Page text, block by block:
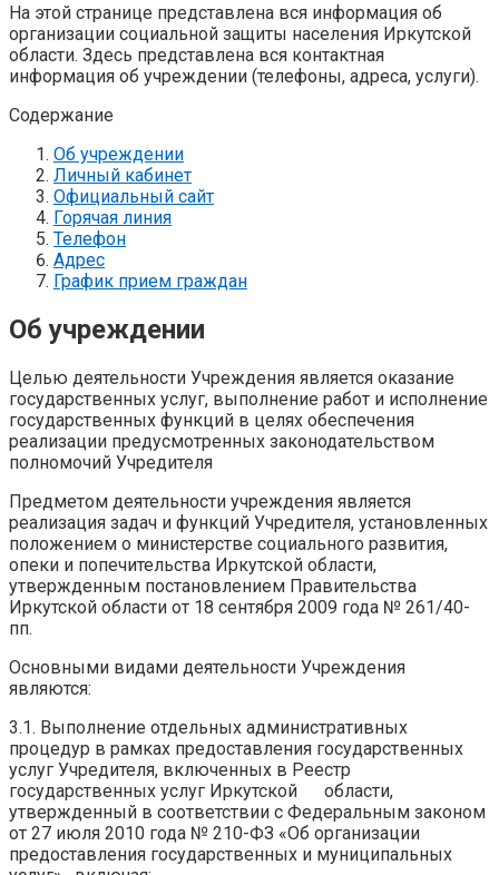
На этой странице представлена вся информация об
организации социальной защиты населения Иркутской
области. Здесь представлена вся контактная
информация об учреждении (телефоны, адреса, услуги).
Содержание
Об учреждении
Личный кабинет
Официальный сайт
Горячая линия
Телефон
Адрес
График прием граждан
Об учреждении
Целью деятельности Учреждения является оказание
государственных услуг, выполнение работ и исполнение
государственных функций в целях обеспечения
реализации предусмотренных законодательством
полномочий Учредителя
Предметом деятельности учреждения является
реализация задач и функций Учредителя, установленных
положением о министерстве социального развития,
опеки и попечительства Иркутской области,
утвержденным постановлением Правительства
Иркутской области от 18 сентября 2009 года № 261/40-
пп.
Основными видами деятельности Учреждения
являются:
3.1. Выполнение отдельных административных
процедур в рамках предоставления государственных
услуг Учредителя, включенных в Реестр
государственных услуг Иркутской области,
утвержденный в соответствии с Федеральным законом
от 27 июля 2010 года № 210-ФЗ «Об организации
предоставления государственных и муниципальных